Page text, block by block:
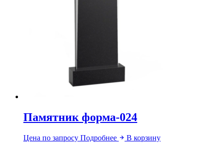
Памятник форма-024
Цена по запросу Подробнее В корзину